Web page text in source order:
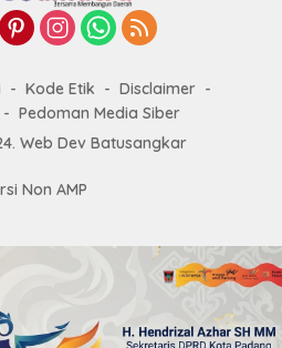
Kode Etik
Disclaimer
Pedoman Media Siber
Web Dev Batusangkar
Non AMP